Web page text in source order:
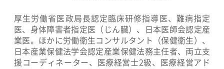
厚生労働省医政局長認定臨床研修指導医、難病指定
医、身体障害者指定医（じん臓）、日本医師会認定産
業医。ほかに労働衛生コンサルタント（保健衛生）、
日本産業保健法学会認定産業保健法務主任者、両立支
援コーディネーター、医療経営士2級、医療経営アド